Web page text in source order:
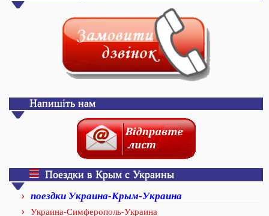
Напишіть нам
Поездки в Крым с Украины
поездки Украина-Крым-Украина
Украина-Симферополь-Украина